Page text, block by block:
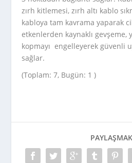
zırh kitlemesi, zırh altı kablo
kabloya tam kavrama yaparak
etkenlerden kaynaklı gevşeme,
kopmayı engelleyerek güvenli
sağlar.
(Toplam: 7, Bugün: 1 )